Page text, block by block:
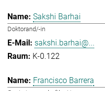
Sakshi Barhai
Doktorand/-in
sakshi.barhai@...
K-0.122
Francisco Barrera